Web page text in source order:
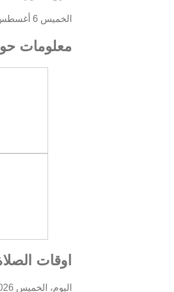
الخميس 6 أغسطس 2026 م
معلومات
اوقات